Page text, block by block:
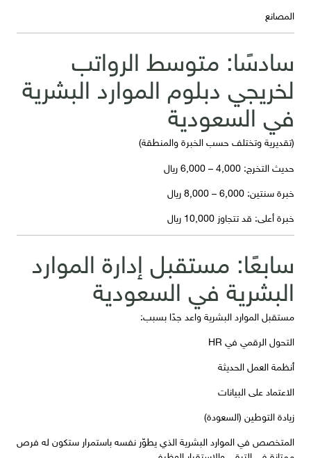
المصانع
سادسًا: متوسط الرواتب
لخريجي دبلوم الموارد البشرية
في السعودية
(تقديرية وتختلف حسب الخبرة والمنطقة)
حديث التخرج: 4,000 – 6,000 ريال
خبرة سنتين: 6,000 – 8,000 ريال
خبرة أعلى: قد تتجاوز 10,000 ريال
سابعًا: مستقبل إدارة الموارد
البشرية في السعودية
مستقبل الموارد البشرية واعد جدًا بسبب:
التحول الرقمي في HR
أنظمة العمل الحديثة
الاعتماد على البيانات
زيادة التوطين (السعودة)
المتخصص في الموارد البشرية الذي يطوّر نفسه باستمرار ستكون له فرص